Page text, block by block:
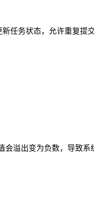
任务状态，允许重复提
会溢出变为负数，导致系